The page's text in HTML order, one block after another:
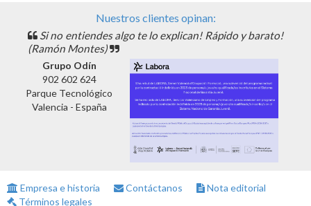
Nuestros clientes opinan:
Si no entiendes algo te lo explican! Rápido y barato!
(Ramón Montes)
Grupo Odín
902 602 624
Parque Tecnológico
Valencia - España
Empresa e historia Contáctanos
Nota editorial
Términos legales